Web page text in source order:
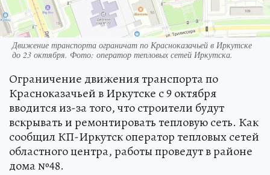
Движение транспорта ограничат по Красноказачьей в Иркутске
до 23 октября. Фото: оператор тепловых сетей Иркутска.
Ограничение движения транспорта по
Красноказачьей в Иркутске с 9 октября
вводится из-за того, что строители будут
вскрывать и ремонтировать тепловую сеть. Как
сообщил КП-Иркутск оператор тепловых сетей
областного центра, работы проведут в районе
дома №48.